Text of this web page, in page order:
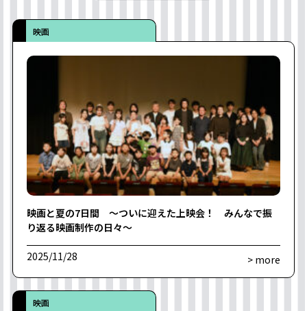
映画
映画と夏の7日間 〜ついに迎えた上映会！ みんなで振
り返る映画制作の日々〜
2025/11/28 > more
映画